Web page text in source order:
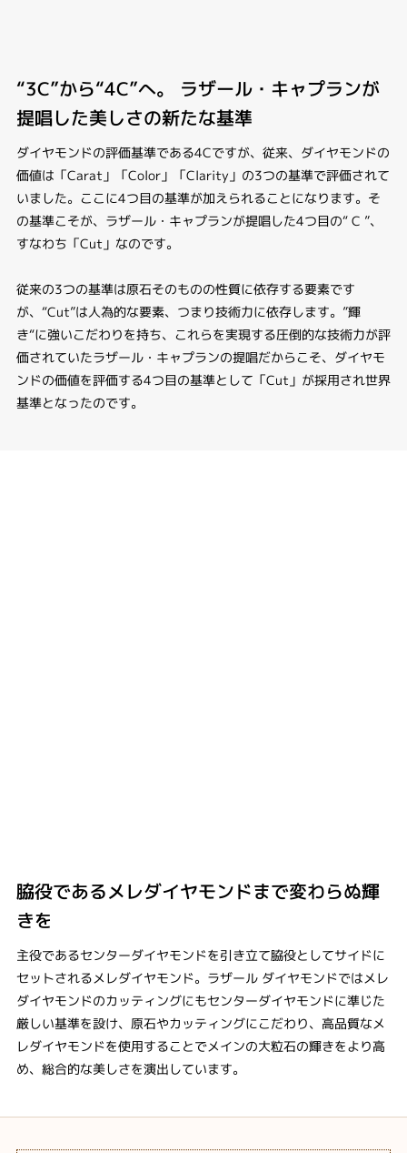
“3C”から“4C”へ。 ラザール・キャプランが
提唱した美しさの新たな基準
ダイヤモンドの評価基準である4Cですが、従来、ダイヤモンドの
価値は「Carat」「Color」「Clarity」の3つの基準で評価されて
いました。ここに4つ目の基準が加えられることになります。そ
の基準こそが、ラザール・キャプランが提唱した4つ目の“ C ”、
すなわち「Cut」なのです。
従来の3つの基準は原石そのものの性質に依存する要素です
が、“Cut”は人為的な要素、つまり技術力に依存します。”輝
き“に強いこだわりを持ち、これらを実現する圧倒的な技術力が評
価されていたラザール・キャプランの提唱だからこそ、ダイヤモ
ンドの価値を評価する4つ目の基準として「Cut」が採用され世界
基準となったのです。
脇役であるメレダイヤモンドまで変わらぬ輝
きを
主役であるセンターダイヤモンドを引き立て脇役としてサイドに
セットされるメレダイヤモンド。ラザール ダイヤモンドではメレ
ダイヤモンドのカッティングにもセンターダイヤモンドに準じた
厳しい基準を設け、原石やカッティングにこだわり、高品質なメ
レダイヤモンドを使用することでメインの大粒石の輝きをより高
め、総合的な美しさを演出しています。